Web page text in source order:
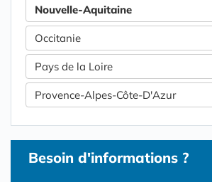
Nouvelle-Aquitaine
Occitanie
Pays de la Loire
Provence-Alpes-Côte-D'Azur
Besoin d'informations ?